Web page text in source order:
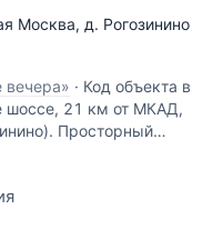
Москва, д. Рогозинино
· Код объекта в
шоссе, 21 км от МКАД,
Просторный
с собственным
строительство.